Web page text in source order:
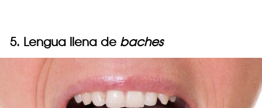
5. Lengua llena de baches